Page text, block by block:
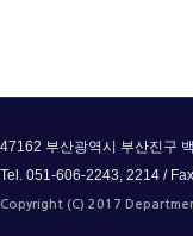
47162 부산광역시 부산진구
Tel. 051-606-2243, 2214 /
Copyright (C) 2017